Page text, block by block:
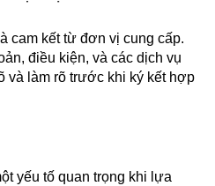
cam kết từ đơn vị cung cấp.
điều kiện, và các dịch vụ
và làm rõ trước khi ký kết hợp
yếu tố quan trọng khi lựa